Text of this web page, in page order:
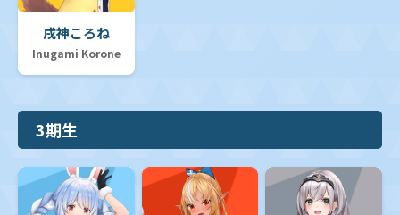
戌神ころね
Inugami Korone
3期生